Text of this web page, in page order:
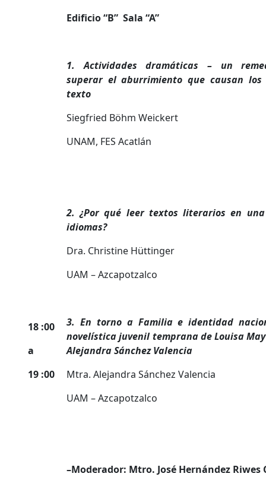
18 :00
a
19 :00
Edificio “B” Sala “A”
1. Actividades dramáticas – un
superar el aburrimiento que causan
texto
Siegfried Böhm Weickert
UNAM, FES Acatlán
2. ¿Por qué leer textos literarios en
idiomas?
Dra. Christine Hüttinger
UAM – Azcapotzalco
3. En torno a Familia e identidad
novelística juvenil temprana de Louisa
Alejandra Sánchez Valencia
Mtra. Alejandra Sánchez Valencia
UAM – Azcapotzalco
–Moderador: Mtro. José Hernández Riwes